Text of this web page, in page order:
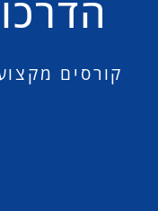
קורסים